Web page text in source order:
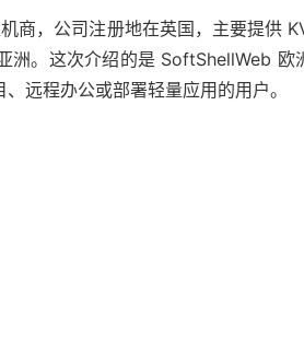
商，公司注册地在英国，主要提供
洲。这次介绍的是 SoftShellWeb 欧
远程办公或部署轻量应用的用户。